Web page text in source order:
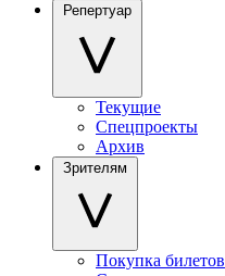
Репертуар
Текущие
Спецпроекты
Архив
Зрителям
Покупка билетов